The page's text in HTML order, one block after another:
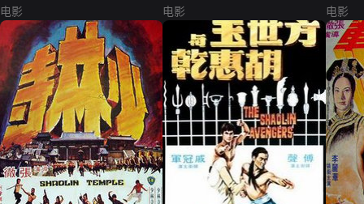
电影
电影
电影